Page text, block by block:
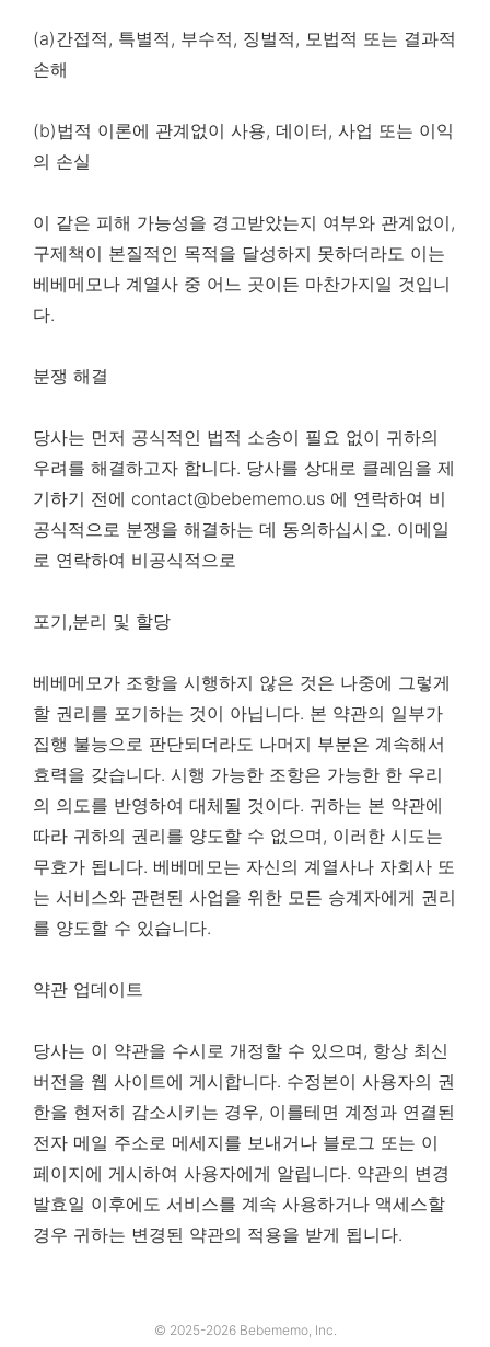
(a)간접적, 특별적, 부수적, 징벌적, 모법적 또는 결과적
손해
(b)법적 이론에 관계없이 사용, 데이터, 사업 또는 이익
의 손실
이 같은 피해 가능성을 경고받았는지 여부와 관계없이,
구제책이 본질적인 목적을 달성하지 못하더라도 이는
베베메모나 계열사 중 어느 곳이든 마찬가지일 것입니
다.
분쟁 해결
당사는 먼저 공식적인 법적 소송이 필요 없이 귀하의
우려를 해결하고자 합니다. 당사를 상대로 클레임을 제
기하기 전에 contact@bebememo.us 에 연락하여 비
공식적으로 분쟁을 해결하는 데 동의하십시오. 이메일
로 연락하여 비공식적으로
포기,분리 및 할당
베베메모가 조항을 시행하지 않은 것은 나중에 그렇게
할 권리를 포기하는 것이 아닙니다. 본 약관의 일부가
집행 불능으로 판단되더라도 나머지 부분은 계속해서
효력을 갖습니다. 시행 가능한 조항은 가능한 한 우리
의 의도를 반영하여 대체될 것이다. 귀하는 본 약관에
따라 귀하의 권리를 양도할 수 없으며, 이러한 시도는
무효가 됩니다. 베베메모는 자신의 계열사나 자회사 또
는 서비스와 관련된 사업을 위한 모든 승계자에게 권리
를 양도할 수 있습니다.
약관 업데이트
당사는 이 약관을 수시로 개정할 수 있으며, 항상 최신
버전을 웹 사이트에 게시합니다. 수정본이 사용자의 권
한을 현저히 감소시키는 경우, 이를테면 계정과 연결된
전자 메일 주소로 메세지를 보내거나 블로그 또는 이
페이지에 게시하여 사용자에게 알립니다. 약관의 변경
발효일 이후에도 서비스를 계속 사용하거나 액세스할
경우 귀하는 변경된 약관의 적용을 받게 됩니다.
© 2025-2026 Bebememo, Inc.